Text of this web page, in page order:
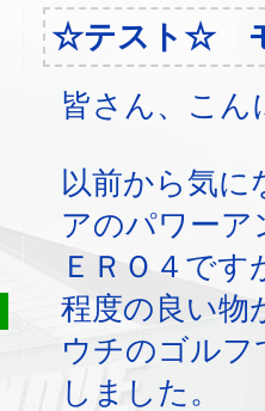
☆テスト☆ モ
皆さん、こん
以前から気に
アのパワーア
ＥＲＯ４です
程度の良い物
ウチのゴル
しました。